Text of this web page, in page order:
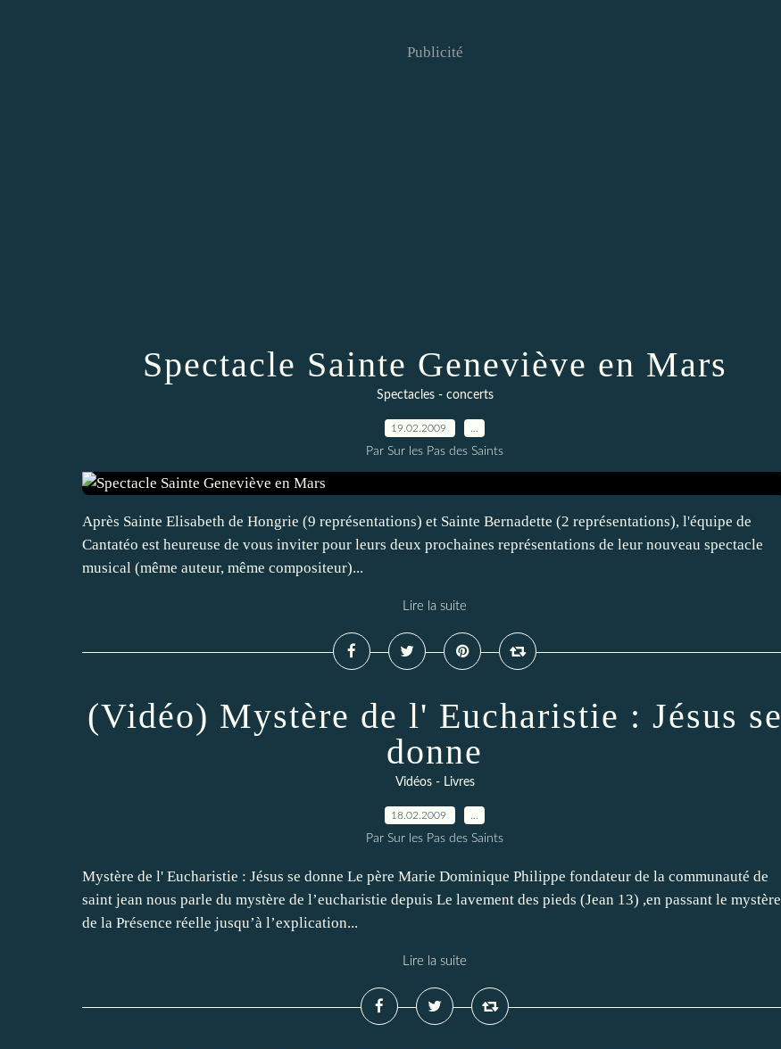
Publicité
Spectacle Sainte Geneviève en Mars
Spectacles - concerts
19.02.2009
Par Sur les Pas des Saints
Après Sainte Elisabeth de Hongrie (9 représentations) et Sainte Bernadette (2 représentations), l'équipe de
Cantatéo est heureuse de vous inviter pour leurs deux prochaines représentations de leur nouveau spectacle
musical (même auteur, même compositeur)...
Lire la suite
(Vidéo) Mystère de l' Eucharistie : Jésus se
donne
Vidéos - Livres
18.02.2009
Par Sur les Pas des Saints
Mystère de l' Eucharistie : Jésus se donne Le père Marie Dominique Philippe fondateur de la communauté de
saint jean nous parle du mystère de l’eucharistie depuis Le lavement des pieds (Jean 13) ,en passant le mystère
de la Présence réelle jusqu’à l’explication...
Lire la suite